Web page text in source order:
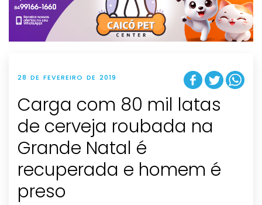
t
i
o
n
28 DE FEVEREIRO DE 2019
Carga com 80 mil latas
de cerveja roubada na
Grande Natal é
recuperada e homem é
preso